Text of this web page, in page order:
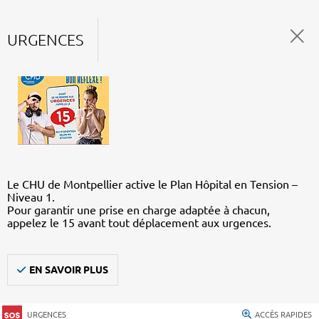
URGENCES
Le CHU de Montpellier active le Plan Hôpital en Tension –
Niveau 1.
Pour garantir une prise en charge adaptée à chacun,
appelez le 15 avant tout déplacement aux urgences.
EN SAVOIR PLUS
URGENCES ACCÈS RAPIDES